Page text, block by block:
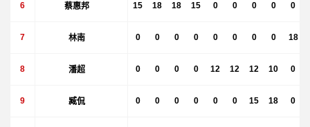
6 蔡惠邦 15 18 18 15 0 0 0 0 0
7 林南 0 0 0 0 0 0 0 0 18
8 潘超 0 0 0 0 12 12 12 10 0
9 臧侃 0 0 0 0 0 0 15 18 0